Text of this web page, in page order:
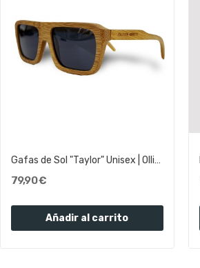
Gafas de Sol "Taylor" Unisex | Olliver Abbott
79,90 €
Añadir al carrito